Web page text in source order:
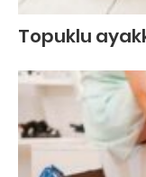
Topuklu